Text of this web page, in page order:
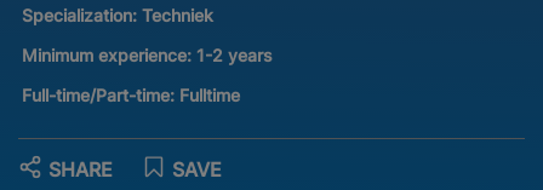
Specialization: Techniek
Minimum experience: 1-2 years
Full-time/Part-time: Fulltime
SAVE
SHARE